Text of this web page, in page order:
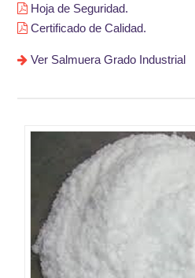
Hoja de Seguridad.
Certificado de Calidad.
Ver Salmuera Grado Industrial